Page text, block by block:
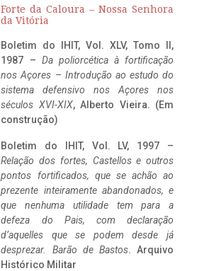
Forte da Caloura – Nossa Senhora
da Vitória
Boletim do IHIT, Vol. XLV, Tomo II,
1987 – Da poliorcética à fortificação
nos Açores – Introdução ao estudo do
sistema defensivo nos Açores nos
séculos XVI-XIX, Alberto Vieira. (Em
construção)
Boletim do IHIT, Vol. LV, 1997 –
Relação dos fortes, Castellos e outros
pontos fortificados, que se achão ao
prezente inteiramente abandonados, e
que nenhuma utilidade tem para a
defeza do Pais, com declaração
d’aquelles que se podem desde já
desprezar. Barão de Bastos. Arquivo
Histórico Militar